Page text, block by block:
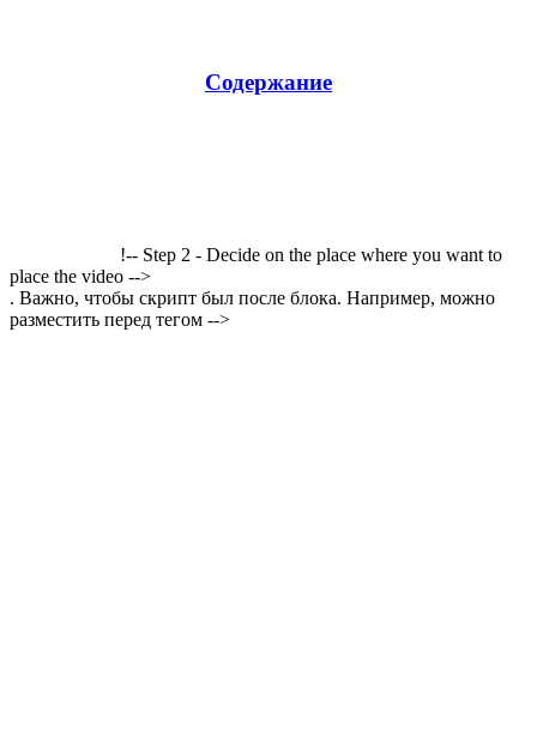
Содержание
!-- Step 2 - Decide on the place where you want to
place the video -->
. Важно, чтобы скрипт был после блока. Например, можно
разместить перед тегом -->